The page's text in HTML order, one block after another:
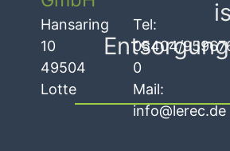
Hansaring
10
49504
Lotte
Tel:
05404/
0
Mail:
info@lerec.de